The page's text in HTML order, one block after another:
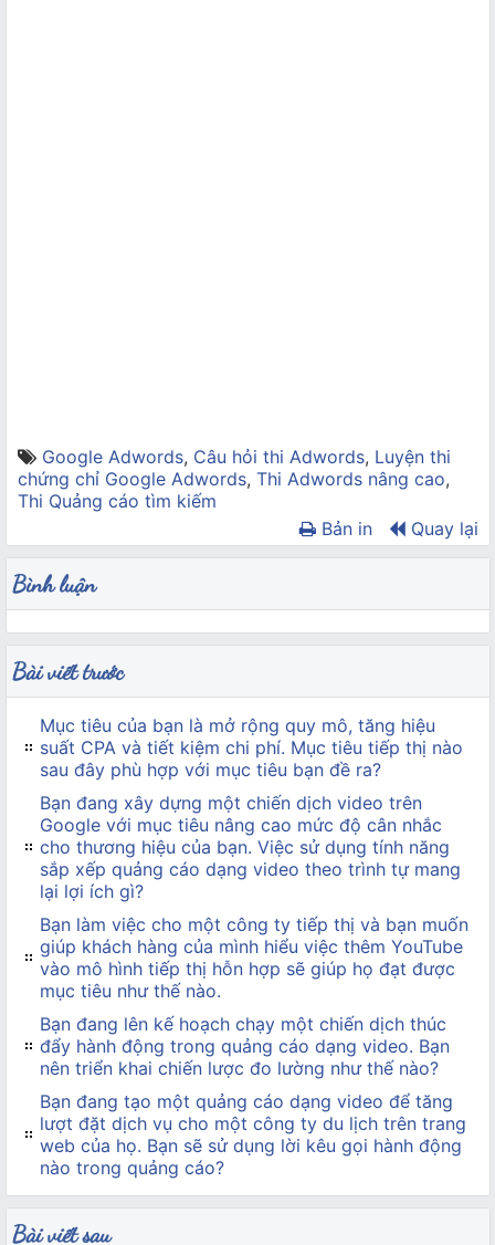
Google Adwords, Câu hỏi thi Adwords, Luyện thi
chứng chỉ Google Adwords, Thi Adwords nâng cao,
Thi Quảng cáo tìm kiếm
Bản in
Quay lại
Bình luận
Bài viết trước
Mục tiêu của bạn là mở rộng quy mô, tăng hiệu
suất CPA và tiết kiệm chi phí. Mục tiêu tiếp thị nào
sau đây phù hợp với mục tiêu bạn đề ra?
Bạn đang xây dựng một chiến dịch video trên
Google với mục tiêu nâng cao mức độ cân nhắc
cho thương hiệu của bạn. Việc sử dụng tính năng
sắp xếp quảng cáo dạng video theo trình tự mang
lại lợi ích gì?
Bạn làm việc cho một công ty tiếp thị và bạn muốn
giúp khách hàng của mình hiểu việc thêm YouTube
vào mô hình tiếp thị hỗn hợp sẽ giúp họ đạt được
mục tiêu như thế nào.
Bạn đang lên kế hoạch chạy một chiến dịch thúc
đẩy hành động trong quảng cáo dạng video. Bạn
nên triển khai chiến lược đo lường như thế nào?
Bạn đang tạo một quảng cáo dạng video để tăng
lượt đặt dịch vụ cho một công ty du lịch trên trang
web của họ. Bạn sẽ sử dụng lời kêu gọi hành động
nào trong quảng cáo?
Bài viết sau